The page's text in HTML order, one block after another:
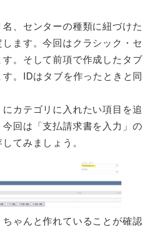
、センターの種類に紐づけた
ます。今回はクラシック・セ
。そして前項で作成したタブ
。IDはタブを作ったときと同
カテゴリに入れたい項目を追
回は「支払請求書を入力」の
てみましょう。
ゃんと作れていることが確認